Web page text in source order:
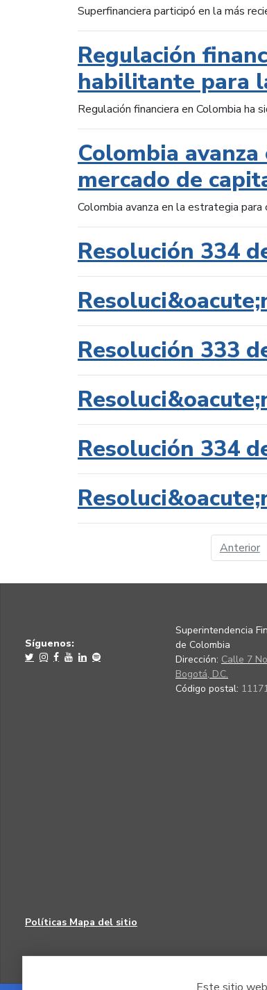
Superfinanciera participó en la más
Regulación
habilitante para
Regulación financiera en Colombia ha
Colombia
mercado de
Colombia avanza en la estrategia
Resolución 334
Resolución 333
Resolución 334
Anterior
Síguenos:
Superintendencia
de Colombia
Dirección: Calle 7
Bogotá, D.C.
Código postal:
Políticas Mapa del sitio